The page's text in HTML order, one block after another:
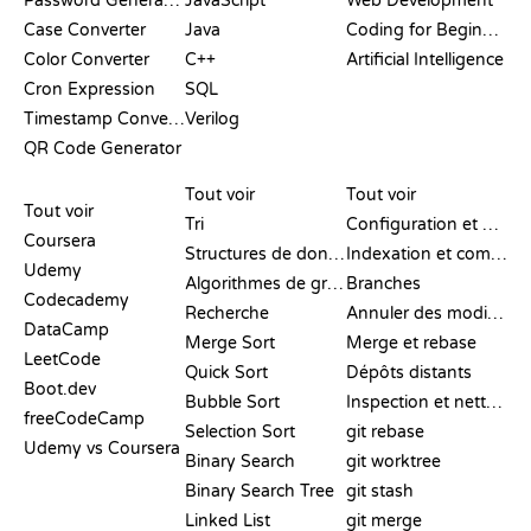
Case Converter
Color Converter
Cron Expression
Timestamp Converter
QR Code Generator
Java
C++
SQL
Verilog
Coding for Beginners
Artificial Intelligence
Tout voir
Coursera
Udemy
Codecademy
DataCamp
LeetCode
Boot.dev
freeCodeCamp
Udemy vs Coursera
Tout voir
Tri
Structures de données
Algorithmes de graphes
Recherche
Merge Sort
Quick Sort
Bubble Sort
Selection Sort
Binary Search
Binary Search Tree
Linked List
Tout voir
Configuration et mise en place
Indexation et commit
Branches
Annuler des modifications
Merge et rebase
Dépôts distants
Inspection et nettoyage
git rebase
git worktree
git stash
git merge